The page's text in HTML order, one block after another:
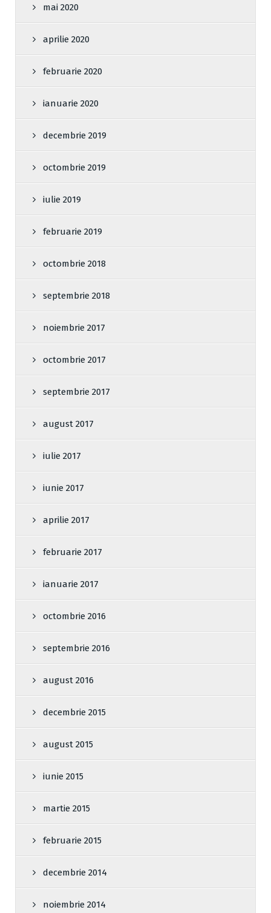
mai 2020
aprilie 2020
februarie 2020
ianuarie 2020
decembrie 2019
octombrie 2019
iulie 2019
februarie 2019
octombrie 2018
septembrie 2018
noiembrie 2017
octombrie 2017
septembrie 2017
august 2017
iulie 2017
iunie 2017
aprilie 2017
februarie 2017
ianuarie 2017
octombrie 2016
septembrie 2016
august 2016
decembrie 2015
august 2015
iunie 2015
martie 2015
februarie 2015
decembrie 2014
noiembrie 2014